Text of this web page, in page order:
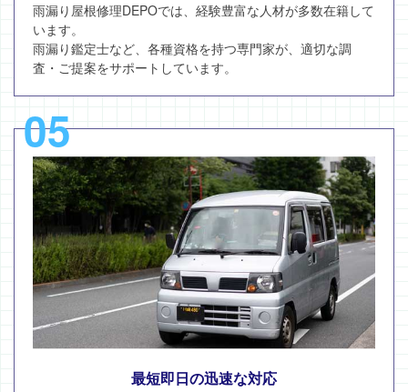
雨漏り屋根修理DEPOでは、経験豊富な人材が多数在籍して
います。
雨漏り鑑定士など、各種資格を持つ専門家が、適切な調
査・ご提案をサポートしています。
05
最短即日の迅速な対応